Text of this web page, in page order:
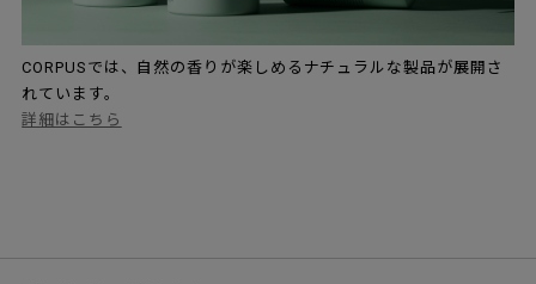
CORPUSでは、自然の香りが楽しめるナチュラルな製品が展開さ
れています。
詳細はこちら